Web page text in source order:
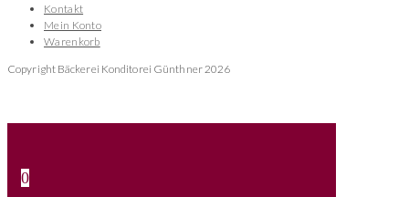
Kontakt
Mein Konto
Warenkorb
Copyright Bäckerei Konditorei Günthner 2026
0